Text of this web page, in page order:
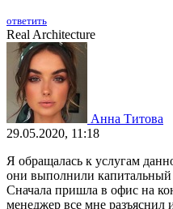
ответить
Real Architecture
Анна Титова
29.05.2020, 11:18
Я обращалась к услугам
они выполнили капитальный
Сначала пришла в офис на
менеджер все мне разъяснил